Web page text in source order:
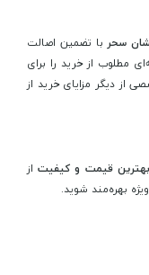
با تضمین اصالت
مطلوب از خرید را برای
از دیگر مزایای خرید از
بهترین قیمت و کیفیتاز
بهره‌مند شوید.